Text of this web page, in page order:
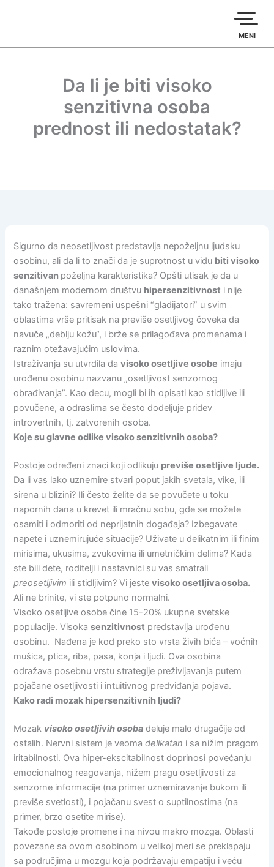
MENI
Da li je biti visoko
senzitivna osoba
prednost ili nedostatak?
Sigurno da neosetljivost predstavlja nepoželjnu ljudsku
osobinu, ali da li to znači da je suprotnost u vidu biti visoko
senzitivan poželjna karakteristika? Opšti utisak je da u
današnjem modernom društvu hipersenzitivnost i nije
tako tražena: savremeni uspešni “gladijatori” u svim
oblastima vrše pritisak na previše osetljivog čoveka da
navuče „deblju kožu“, i brže se prilagođava promenama i
raznim otežavajućim uslovima.
Istraživanja su utvrdila davisoko osetljive osobe imaju
urođenu osobinu nazvanu „osetljivost senzornog
obrađivanja”. Kao decu, mogli bi ih opisati kao stidljive ili
povučene, a odraslima se često dodeljuje pridev
introvertnih, tj. zatvorenih osoba.
Koje su glavne odlike visoko senzitivnih osoba?
Postoje određeni znaci koji odlikuju previše osetljive ljude.
Da li vas lako uznemire stvari poput jakih svetala, vike, ili
sirena u blizini? Ili često želite da se povučete u toku
napornih dana u krevet ili mračnu sobu, gde se možete
osamiti i odmoriti od neprijatnih događaja? Izbegavate
napete i uznemirujuće situacije? Uživate u delikatnim ili finim
mirisima, ukusima, zvukovima ili umetničkim delima? Kada
ste bili dete, roditelji i nastavnici su vas smatrali
preosetljivim ili stidljivim? Vi jestevisoko osetljiva osoba.
Ali ne brinite, vi ste potpuno normalni.
Visoko osetljive osobe čine 15-20% ukupne svetske
populacije. Visokasenzitivnost predstavlja urođenu
osobinu. Nađena je kod preko sto vrsta živih bića – voćnih
mušica, ptica, riba, pasa, konja i ljudi. Ova osobina
odražava posebnu vrstu strategije preživljavanja putem
pojačane osetljivosti i intuitivnog predviđanja pojava.
Kako radi mozak hipersenzitivnih ljudi?
Mozak visoko osetljivih osoba deluje malo drugačije od
ostalih. Nervni sistem je veomadelikatan i sa nižim pragom
iritabilnosti. Ova hiper-ekscitabilnost doprinosi povećanju
emocionalnog reagovanja, nižem pragu osetljivosti za
senzorne informacije (na primer uznemiravanje bukom ili
previše svetlosti), i pojačanu svest o suptilnostima (na
primer, brzo osetite mirise).
Takođe postoje promene i na nivou makro mozga. Oblasti
povezane sa ovom osobinom u velikoj meri se preklapaju
sa područjima u mozgu koja podržavaju empatiju i veću